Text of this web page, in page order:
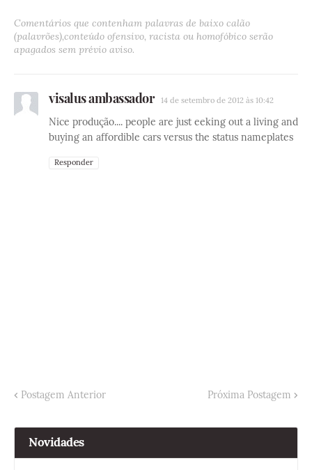
Comentários que contenham palavras de baixo calão
(palavrões),conteúdo ofensivo, racista ou homofóbico serão
apagados sem prévio aviso.
visalus ambassador 14 de setembro de 2012 às 10:42
Nice produção.... people are just eeking out a living and
buying an affordible cars versus the status nameplates
Responder
Postagem Anterior Próxima Postagem
Novidades